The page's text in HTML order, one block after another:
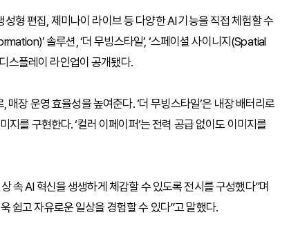
성형 편집, 제미나이 라이브 등 다양한 AI 기능을 직접 체험할 수
솔루션, ‘더 무빙스타일’, ‘스페이셜 사이니지(Spatial
스플레이 라인업이 공개됐다.
장 운영 효율성을 높여준다. ‘더 무빙스타일’은 내장 배터리로
지를 구현한다. ‘컬러 이페이퍼’는 전력 공급 없이도 이미지를
속 AI 혁신을 생생하게 체감할 수 있도록 전시를 구성했다”며
쉽고 자유로운 일상을 경험할 수 있다”고 말했다.